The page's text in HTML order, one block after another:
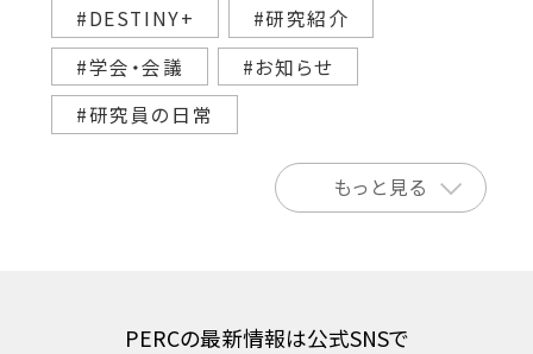
#DESTINY+
#研究紹介
#学会・会議
#お知らせ
#研究員の日常
もっと見る
PERCの最新情報は公式SNSで